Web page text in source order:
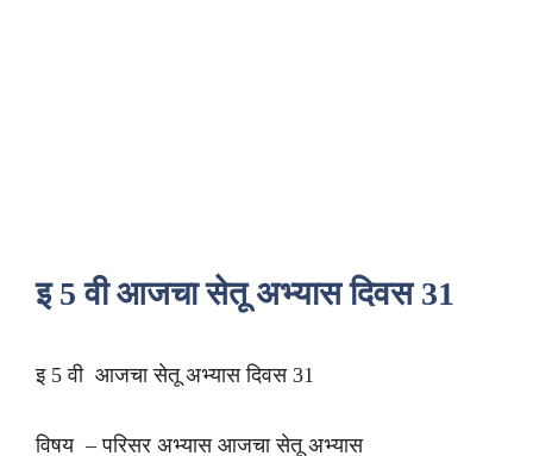
इ 5 वी आजचा सेतू अभ्यास दिवस 31
इ 5 वी आजचा सेतू अभ्यास दिवस 31
विषय – परिसर अभ्यास आजचा सेतू अभ्यास